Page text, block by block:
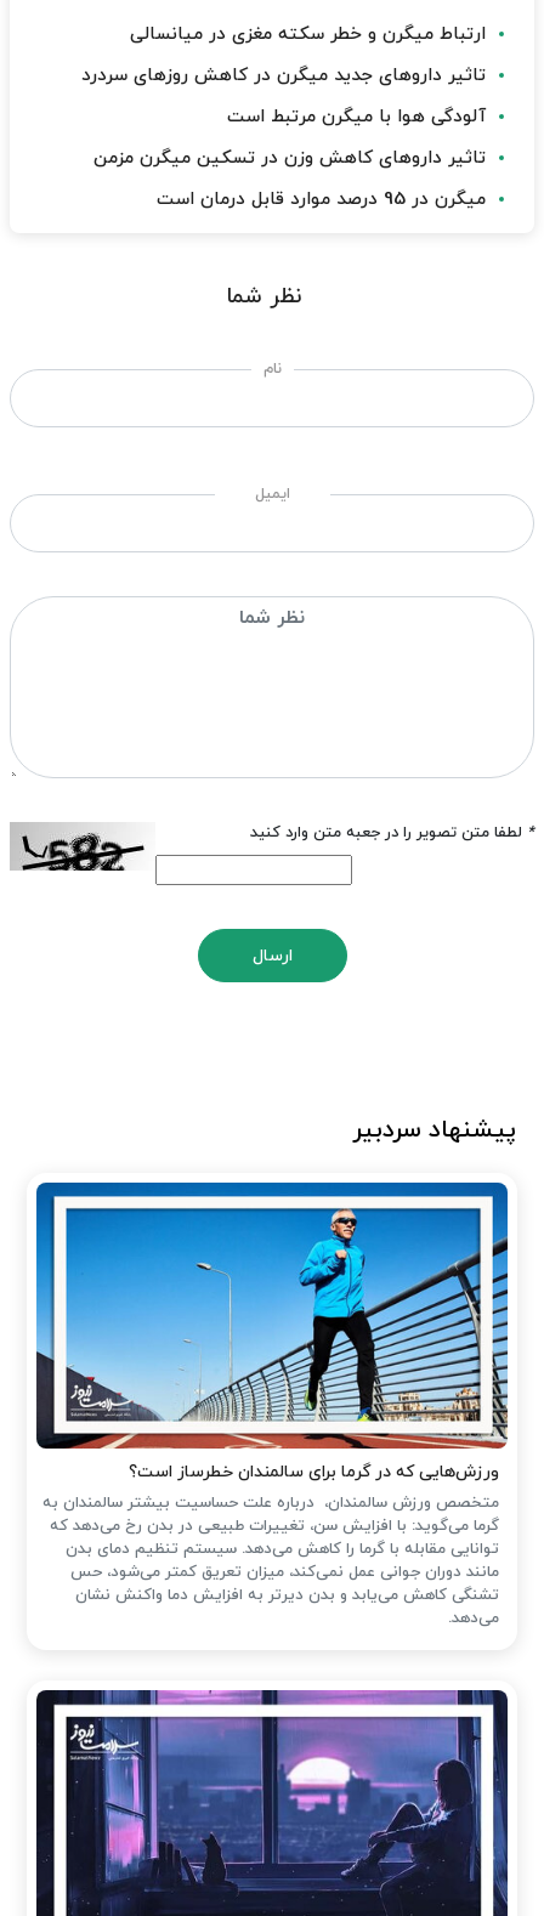
ارتباط میگرن و خطر سکته مغزی در میانسالی
تاثیر داروهای جدید میگرن در کاهش روزهای سردرد
آلودگی هوا با میگرن مرتبط است
تاثیر داروهای کاهش وزن در تسکین میگرن مزمن
میگرن در 95 درصد موارد قابل درمان است
نظر شما
نام
ایمیل
* لطفا متن تصویر را در جعبه متن وارد کنید
ارسال
پیشنهاد سردبیر
ورزش‌هایی که در گرما برای سالمندان خطرساز است؟
متخصص ورزش سالمندان، درباره علت حساسیت بیشتر سالمندان به
گرما می‌گوید: با افزایش سن، تغییرات طبیعی در بدن رخ می‌دهد که
توانایی مقابله با گرما را کاهش می‌دهد. سیستم تنظیم دمای بدن
مانند دوران جوانی عمل نمی‌کند، میزان تعریق کمتر می‌شود، حس
تشنگی کاهش می‌یابد و بدن دیرتر به افزایش دما واکنش نشان
می‌دهد.